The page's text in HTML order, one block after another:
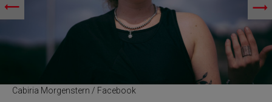
Cabiria Morgenstern / Facebook